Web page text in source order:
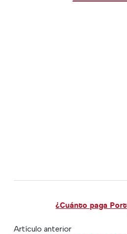
¿Cuánto paga
Artículo anterior